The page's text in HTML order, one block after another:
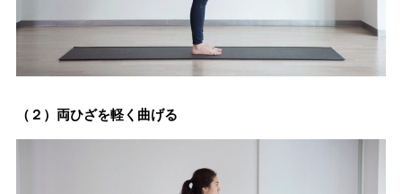
（２）両ひざを軽く曲げる